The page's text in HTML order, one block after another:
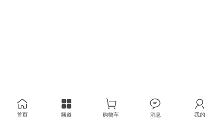
首页 频道 购物车 消息 我的